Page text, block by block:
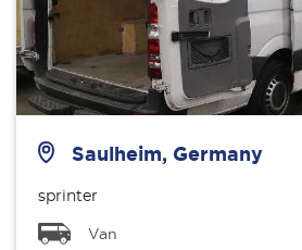
Saulheim, Germany
sprinter
Van